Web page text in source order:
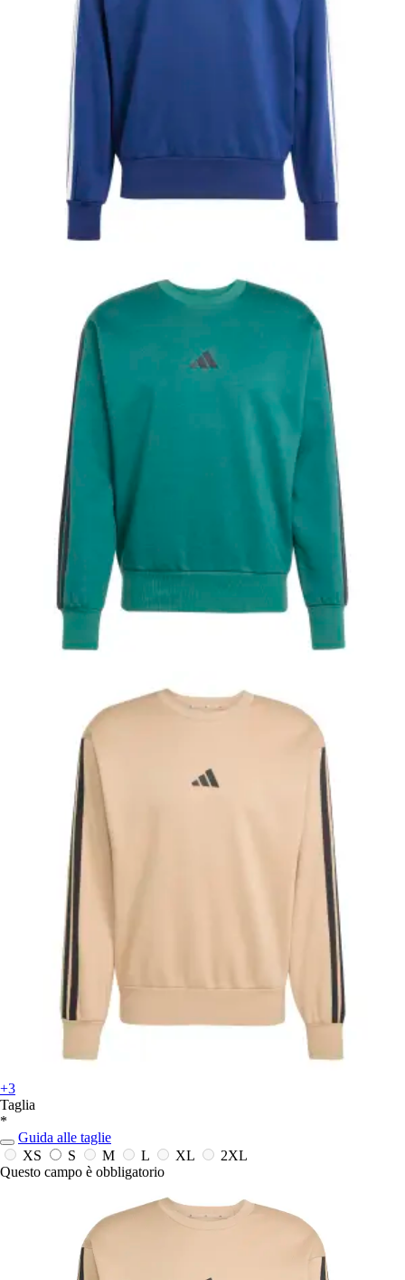
+3
Taglia
*
Guida alle taglie
XS
S M L XL
2XL
Questo campo è obbligatorio